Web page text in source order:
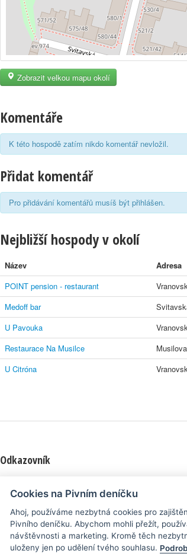
Zobrazit velkou mapu okolí
Komentáře
K této hospodě zatím nikdo komentář nevložil.
Přidat komentář
Pro přidávání komentářů musíš být přihlášen.
Nejbližší hospody v okolí
Název Adresa
POINT pension - restaurant
Medoff bar
U Pavouka
Restaurace Na Musilce
U Citróna
Odkazovník
Blog Nápady & připomínky | Aplikace pro
Poznámka pod čarou
Pivní deníček je nezávislý zdroj, který není spjat s
Cookies na Pivním deníčku
Ahoj, používáme nezbytná cookies pro
Pivního deníčku. Abychom mohli přežít,
návštěvnosti a marketing. Kromě těch
uloženy jen po udělení tvého souhlasu.